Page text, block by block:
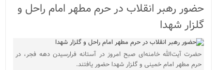
حضور رهبر انقلاب در حرم مطهر امام راحل و
گلزار شهدا
حضرت آیت‌الله خامنه‌ای صبح امروز در آستانه فرارسیدن دهه فجر، در
حرم مطهر امام خمینی و گلزار شهدا حضور یافتند.